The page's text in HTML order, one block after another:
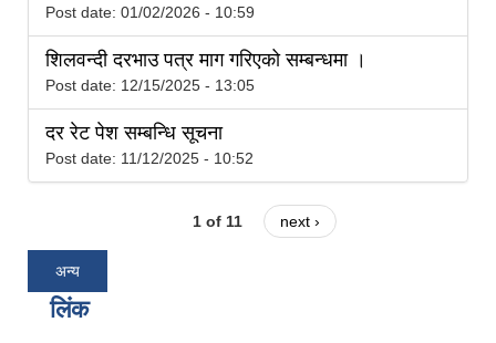
Post date: 01/02/2026 - 10:59
शिलवन्दी दरभाउ पत्र माग गरिएको सम्बन्धमा ।
Post date: 12/15/2025 - 13:05
दर रेट पेश सम्बन्धि सूचना
Post date: 11/12/2025 - 10:52
1 of 11 next ›
अन्य
लिंक